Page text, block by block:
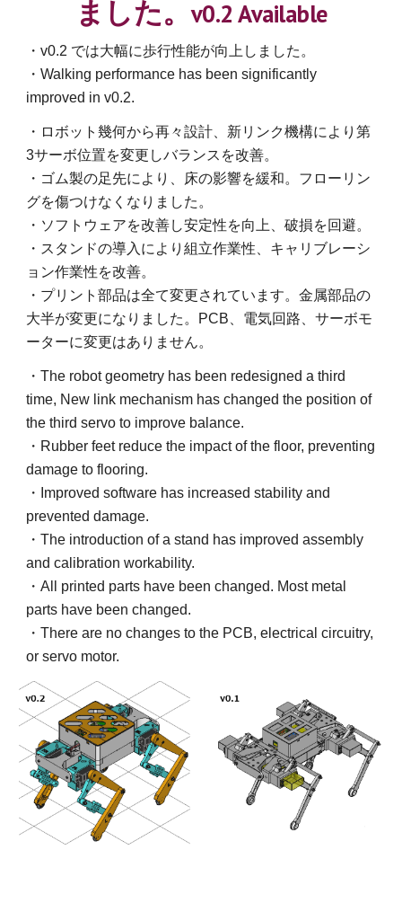
ました。v0.2 Available
・v0.2 では大幅に歩行性能が向上しました。
・Walking performance has been significantly
improved in v0.2.
・ロボット幾何から再々設計、新リンク機構により第
3サーボ位置を変更しバランスを改善。
・ゴム製の足先により、床の影響を緩和。フローリン
グを傷つけなくなりました。
・ソフトウェアを改善し安定性を向上、破損を回避。
・スタンドの導入により組立作業性、キャリブレーシ
ョン作業性を改善。
・プリント部品は全て変更されています。金属部品の
大半が変更になりました。PCB、電気回路、サーボモ
ーターに変更はありません。
・The robot geometry has been redesigned a third
time, New link mechanism has changed the position of
the third servo to improve balance.
・Rubber feet reduce the impact of the floor, preventing
damage to flooring.
・Improved software has increased stability and
prevented damage.
・The introduction of a stand has improved assembly
and calibration workability.
・All printed parts have been changed. Most metal
parts have been changed.
・There are no changes to the PCB, electrical circuitry,
or servo motor.